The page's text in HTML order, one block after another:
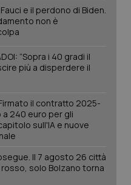
e il perdono di Biden.
non è
“Sopra i 40 gradi il
più a disperdere il
il contratto 2025-
240 euro per gli
sull'IA e nuove
Il 7 agosto 26 città
solo Bolzano torna
Google LLC
.quotidianosanita.it